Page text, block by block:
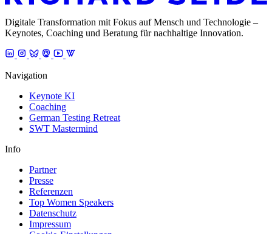
Digitale Transformation mit Fokus auf Mensch und Technologie –
Keynotes, Coaching und Beratung für nachhaltige Innovation.
Navigation
Keynote KI
Coaching
German Testing Retreat
SWT Mastermind
Info
Partner
Presse
Referenzen
Top Women Speakers
Datenschutz
Impressum